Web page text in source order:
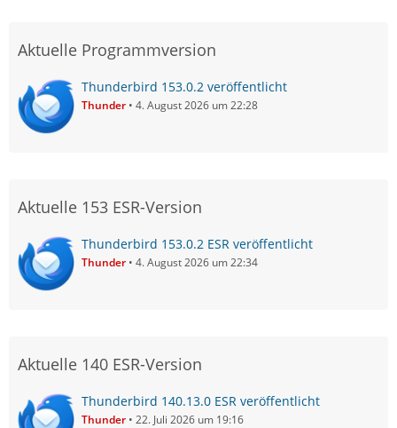
Aktuelle Programmversion
Thunderbird 153.0.2 veröffentlicht
Thunder 4. August 2026 um 22:28
Aktuelle 153 ESR-Version
Thunderbird 153.0.2 ESR veröffentlicht
Thunder 4. August 2026 um 22:34
Aktuelle 140 ESR-Version
Thunderbird 140.13.0 ESR veröffentlicht
Thunder 22. Juli 2026 um 19:16